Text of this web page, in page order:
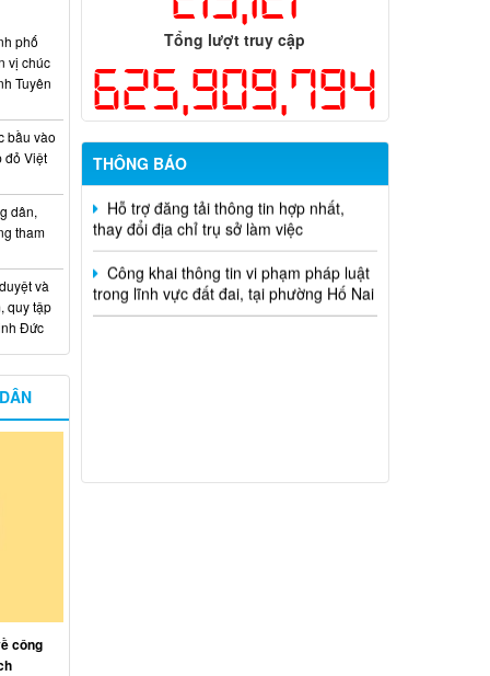
Tổng lượt truy cập
625,909,794
THÔNG BÁO
Kế hoạch Thông tin, tuyên truyền triển
hoặc khám sàng lọc miễn phí ít nhất mỗi
năm một lần cho người dân trên địa bàn
thành phố Đồng Nai
Hỗ trợ đăng tải thông tin hợp nhất,
thay đổi địa chỉ trụ sở làm việc
Công khai thông tin vi phạm pháp luật
trong lĩnh vực đất đai, tại phường Hố Nai
phố
vị chúc
Tuyên
bầu vào
đỏ Việt
dân,
tham
và
quy tập
Đức
công